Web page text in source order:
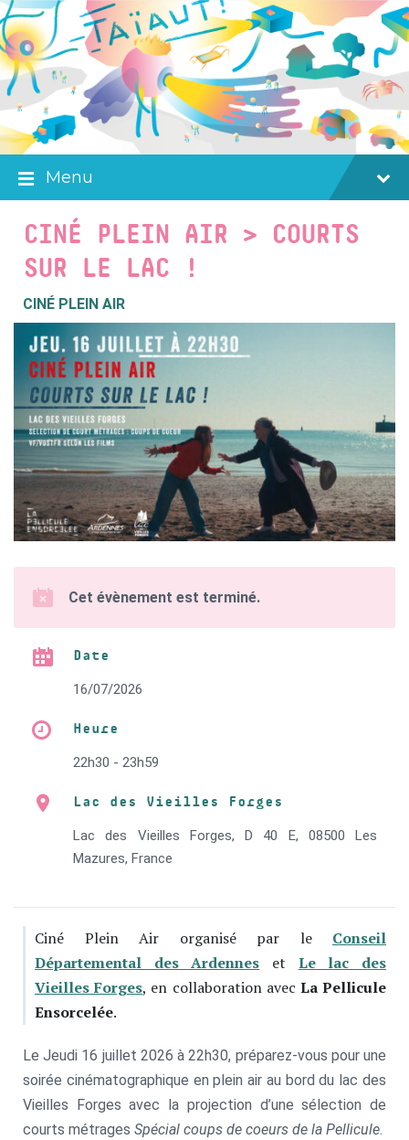
Skip
to
content
Skip
to
main
navigation
Skip
to
footer
Menu
CINÉ PLEIN AIR > COURTS
SUR LE LAC !
CINÉ PLEIN AIR
Cet évènement est terminé.
Date
16/07/2026
Heure
22h30 - 23h59
Lac des Vieilles Forges
Lac des Vieilles Forges, D 40 E, 08500 Les
Mazures, France
Ciné Plein Air organisé par le Conseil
Départemental des Ardennes et Le lac des
Vieilles Forges, en collaboration avec La Pellicule
Ensorcelée.
Le Jeudi 16 juillet 2026 à 22h30, préparez-vous pour une
soirée cinématographique en plein air au bord du lac des
Vieilles Forges avec la projection d’une sélection de
courts métrages Spécial coups de coeurs de la Pellicule.